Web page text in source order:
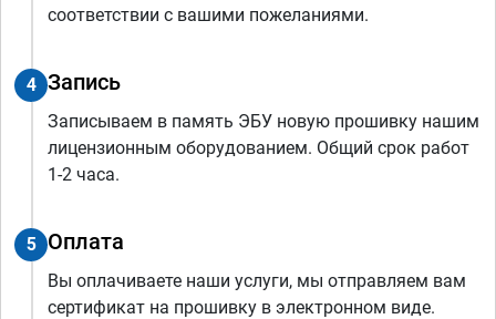
соответствии с вашими пожеланиями.
4 Запись
Записываем в память ЭБУ новую прошивку нашим
лицензионным оборудованием. Общий срок работ
1-2 часа.
5 Оплата
Вы оплачиваете наши услуги, мы отправляем вам
сертификат на прошивку в электронном виде.